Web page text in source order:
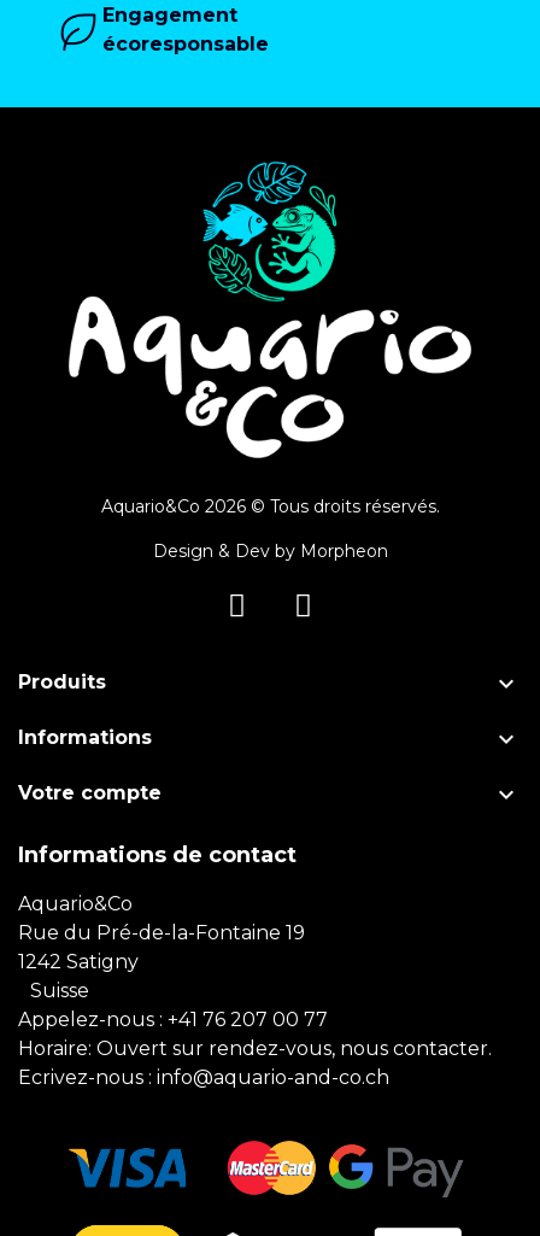
Engagement
écoresponsable
Aquario&Co 2026 © Tous droits réservés.
Design & Dev by Morpheon
Produits 
Informations 
Votre compte 
Informations de contact
Aquario&Co
Rue du Pré-de-la-Fontaine 19
1242 Satigny
Suisse
Appelez-nous : +41 76 207 00 77
Horaire: Ouvert sur rendez-vous, nous contacter.
Ecrivez-nous : info@aquario-and-co.ch